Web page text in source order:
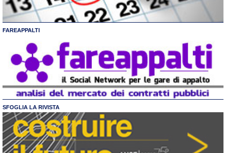
FAREAPPALTI
SFOGLIA LA RIVISTA